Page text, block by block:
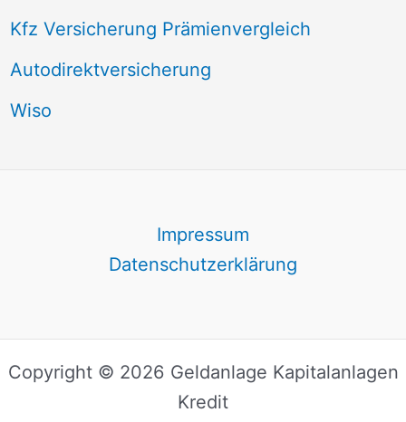
Kfz Versicherung Prämienvergleich
Autodirektversicherung
Wiso
Impressum
Datenschutzerklärung
Copyright © 2026 Geldanlage Kapitalanlagen
Kredit